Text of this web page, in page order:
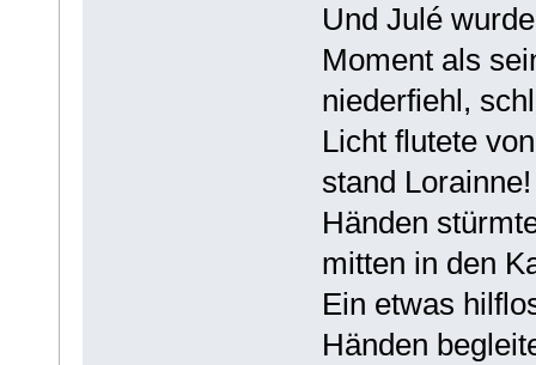
Und Julé
Moment als
niederfiehl,
Licht flutete
stand
Händen
mitten in den
Ein etwas
Händen